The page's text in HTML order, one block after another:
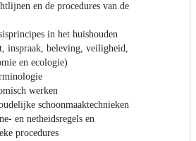
en de procedures van de
in het huishouden
inspraak, beleving, veiligheid,
en ecologie)
werken
schoonmaaktechnieken
en netheidsregels en
procedures